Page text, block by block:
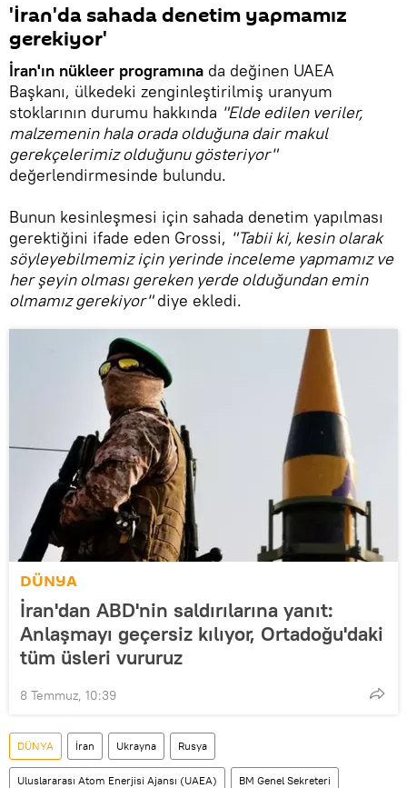
'İran'da sahada denetim yapmamız
gerekiyor'
İran'ın nükleer programına da değinen UAEA
Başkanı, ülkedeki zenginleştirilmiş uranyum
stoklarının durumu hakkında "Elde edilen veriler,
malzemenin hala orada olduğuna dair makul
gerekçelerimiz olduğunu gösteriyor"
değerlendirmesinde bulundu.
Bunun kesinleşmesi için sahada denetim yapılması
gerektiğini ifade eden Grossi, "Tabii ki, kesin olarak
söyleyebilmemiz için yerinde inceleme yapmamız ve
her şeyin olması gereken yerde olduğundan emin
olmamız gerekiyor"diye ekledi.
DÜNYA
İran'dan ABD'nin saldırılarına yanıt:
Anlaşmayı geçersiz kılıyor, Ortadoğu'daki
tüm üsleri vururuz
8 Temmuz, 10:39
DÜNYA İran Ukrayna Rusya
Uluslararası Atom Enerjisi Ajansı (UAEA) BM Genel Sekreteri